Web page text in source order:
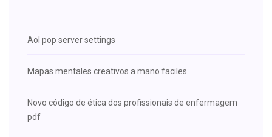
Aol pop server settings
Mapas mentales creativos a mano faciles
Novo código de ética dos profissionais de enfermagem
pdf